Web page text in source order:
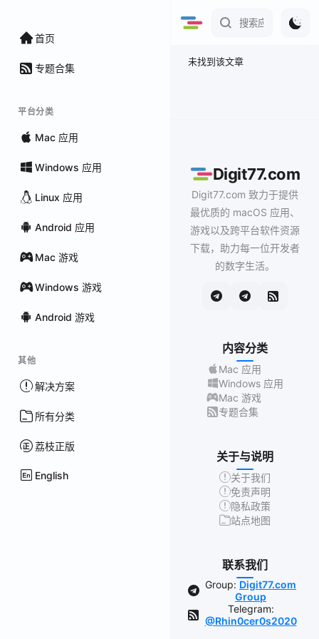
首页
专题合集
平台分类
Mac 应用
Windows 应用
Linux 应用
Android 应用
Mac 游戏
Windows 游戏
Android 游戏
其他
解决方案
所有分类
荔枝正版
English
未找到该文章
Digit77.com
Digit77.com 致力于提供
最优质的 macOS 应用、
游戏以及跨平台软件资源
下载，助力每一位开发者
的数字生活。
内容分类
Mac 应用
Windows 应用
Mac 游戏
专题合集
关于与说明
关于我们
免责声明
隐私政策
站点地图
联系我们
Group: Digit77.com
Group
Telegram:
@Rhin0cer0s2020